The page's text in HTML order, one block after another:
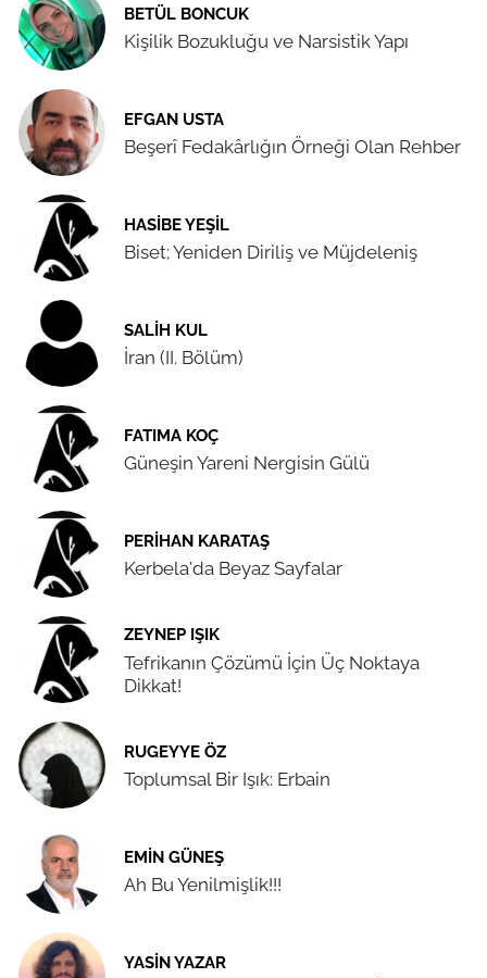
BETÜL BONCUK
Kişilik Bozukluğu ve Narsistik Yapı
EFGAN USTA
Beşerî Fedakârlığın Örneği Olan Rehber
HASIBE YEŞIL
Biset; Yeniden Diriliş ve Müjdeleniş
SALIH KUL
İran (II. Bölüm)
FATIMA KOÇ
Güneşin Yareni Nergisin Gülü
PERIHAN KARATAŞ
Kerbela'da Beyaz Sayfalar
ZEYNEP IŞIK
Tefrikanın Çözümü İçin Üç Noktaya
Dikkat!
RUGEYYE ÖZ
Toplumsal Bir Işık: Erbain
EMIN GÜNEŞ
Ah Bu Yenilmişlik!!!
YASIN YAZAR